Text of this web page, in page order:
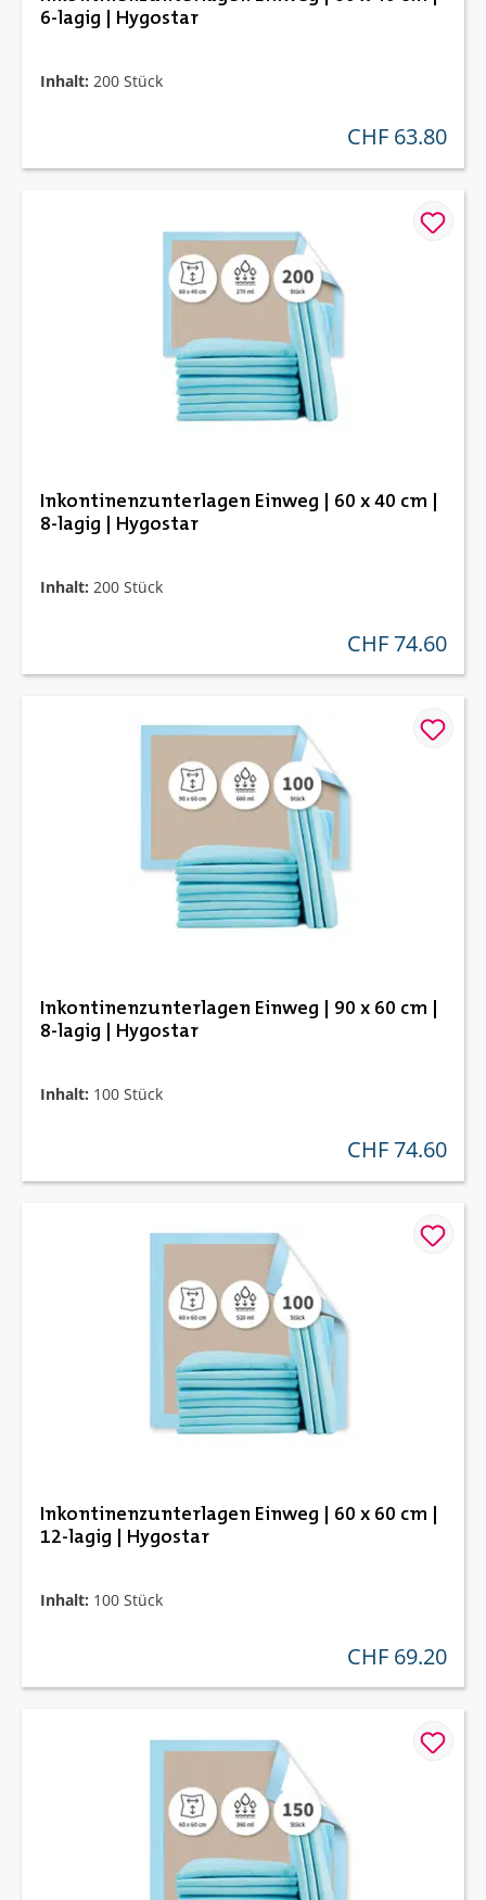
6-lagig | Hygostar
Inhalt: 200 Stück
regulärer preis:
CHF 63.80
Inkontinenzunterlagen Einweg | 60 x 40 cm |
8-lagig | Hygostar
Inhalt: 200 Stück
regulärer preis:
CHF 74.60
Inkontinenzunterlagen Einweg | 90 x 60 cm |
8-lagig | Hygostar
Inhalt: 100 Stück
regulärer preis:
CHF 74.60
Inkontinenzunterlagen Einweg | 60 x 60 cm |
12-lagig | Hygostar
Inhalt: 100 Stück
regulärer preis:
CHF 69.20